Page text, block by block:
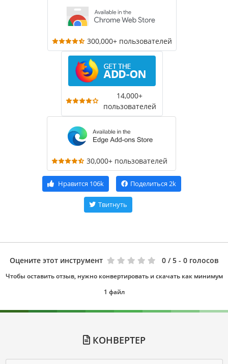
300,000+ пользователей
14,000+
пользователей
30,000+ пользователей
Нравится 106k Поделиться 2k
Твитнуть
Оцените этот инструмент 0 / 5 - 0 голосов
Чтобы оставить отзыв, нужно конвертировать и скачать как минимум
1 файл
КОНВЕРТЕР